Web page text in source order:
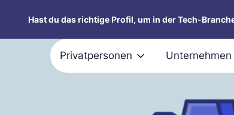
Hast du das richtige Profil, um in der Tech-
Privatpersonen Unternehmen